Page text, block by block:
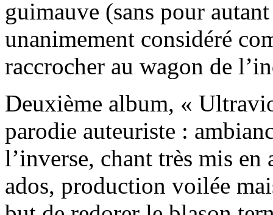
guimauve (sans pour
unanimement considéré
raccrocher au wagon de
Deuxième album, «
parodie auteuriste :
l’inverse, chant très mis en
ados, production voilée